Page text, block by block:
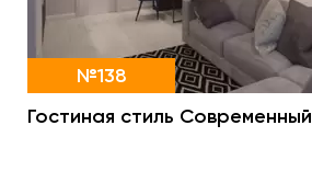
№138
Гостиная стиль Современный